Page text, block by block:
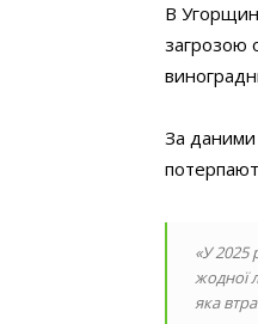
В
загрозою
За даними
«У 2025
жодної
яка